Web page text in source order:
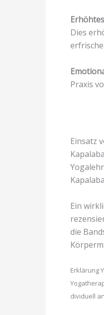
Dies
Praxis
Einsatz
Ein
die
Erklärung
dividuell